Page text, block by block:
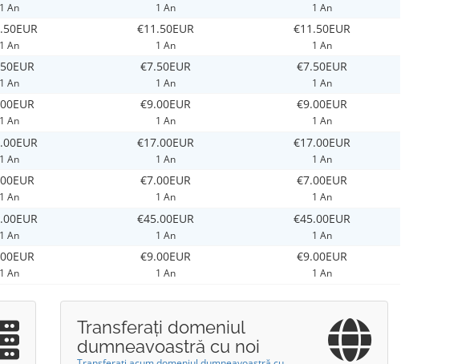
1 An 1 An 1 An
1 An
€11.50EUR
1 An
€11.50EUR
1 An
1 An
€7.50EUR
1 An
€7.50EUR
1 An
1 An
€9.00EUR
1 An
€9.00EUR
1 An
1 An
€17.00EUR
1 An
€17.00EUR
1 An
1 An
€7.00EUR
1 An
€7.00EUR
1 An
1 An
€45.00EUR
1 An
€45.00EUR
1 An
1 An
€9.00EUR
1 An
€9.00EUR
1 An
Transferați domeniul
dumneavoastră cu noi